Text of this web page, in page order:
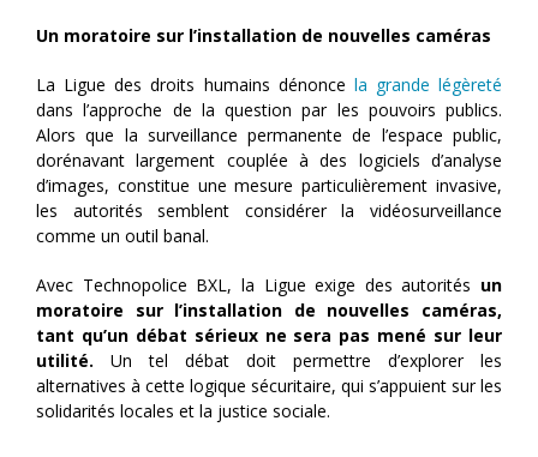
Un moratoire sur l’installation de nouvelles caméras
La Ligue des droits humains dénonce la grande légèreté
dans l’approche de la question par les pouvoirs publics.
Alors que la surveillance permanente de l’espace public,
dorénavant largement couplée à des logiciels d’analyse
d’images, constitue une mesure particulièrement invasive,
les autorités semblent considérer la vidéosurveillance
comme un outil banal.
Avec Technopolice BXL, la Ligue exige des autorités un
moratoire sur l’installation de nouvelles caméras,
tant qu’un débat sérieux ne sera pas mené sur leur
utilité. Un tel débat doit permettre d’explorer les
alternatives à cette logique sécuritaire, qui s’appuient sur les
solidarités locales et la justice sociale.